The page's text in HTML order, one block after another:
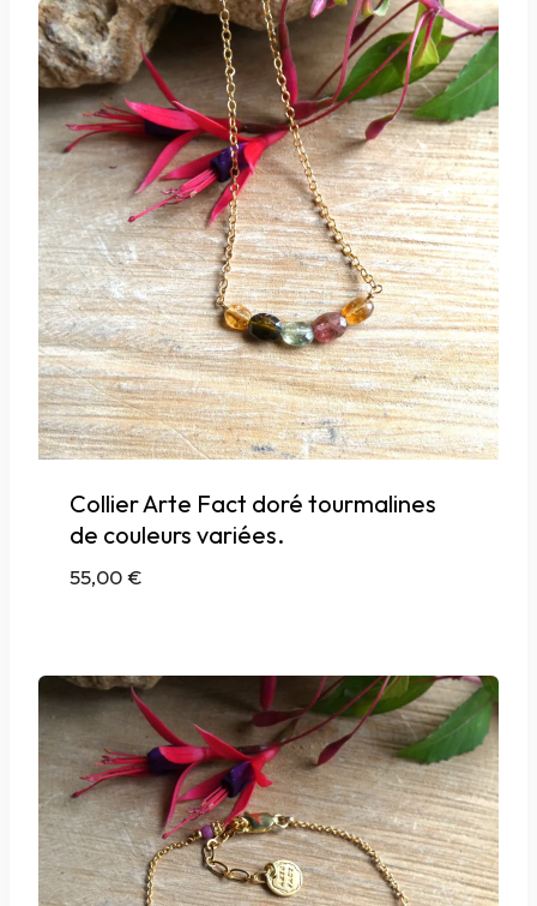
Collier Arte Fact doré tourmalines
de couleurs variées.
55,00€